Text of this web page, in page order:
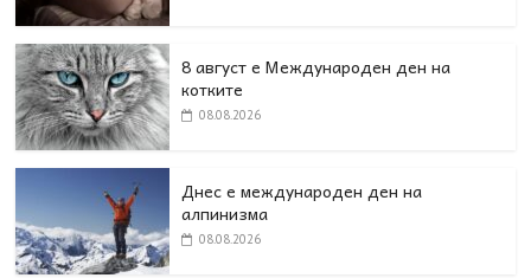
8 август е Международен ден на
котките
08.08.2026
Днес е международен ден на
алпинизма
08.08.2026